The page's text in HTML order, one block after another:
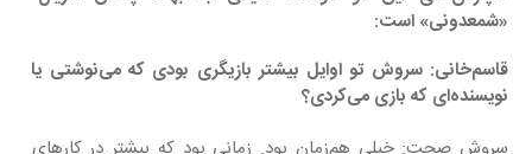
«شمعدونی» است:
قاسم‌خانی: سروش تو اوایل بیشتر بازیگری بودی که می‌نوشتی یا
نویسنده‌ای که بازی می‌کردی؟